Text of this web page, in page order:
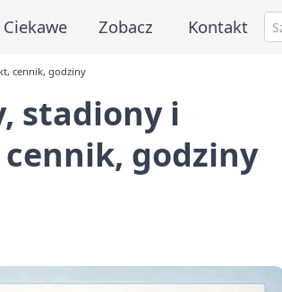
Ciekawe Zobacz Kontakt
cennik, godziny
stadiony i
godziny